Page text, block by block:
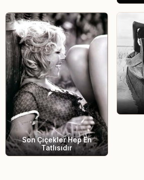
Son Çiçekler Hep En
Tatlısıdır